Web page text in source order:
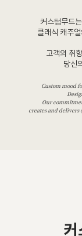
커스텀무드
클래식 캐주
고객의 취
당신
Custom mood
Our
creates and delivers
커